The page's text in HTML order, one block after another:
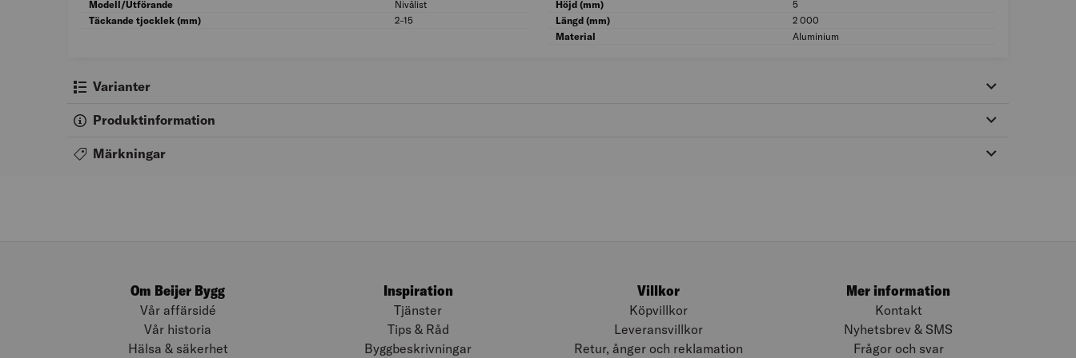
Modell/Utförande
Nivålist
Modell/Utförande: Nivålist
Täckande tjocklek (mm)
2–15 Täckande tjocklek (mm): 2–15
Höjd (mm)
5
Längd (mm)
2 000
Material
Aluminium
Varianter
Produktinformation
Märkningar
Om Beijer Bygg
Vår affärsidé
Vår historia
Hälsa & säkerhet
Inspiration
Tjänster
Tips & Råd
Byggbeskrivningar
Villkor
Köpvillkor
Leveransvillkor
Retur, ånger och reklamation
Mer information
Kontakt
Nyhetsbrev & SMS
Frågor och svar